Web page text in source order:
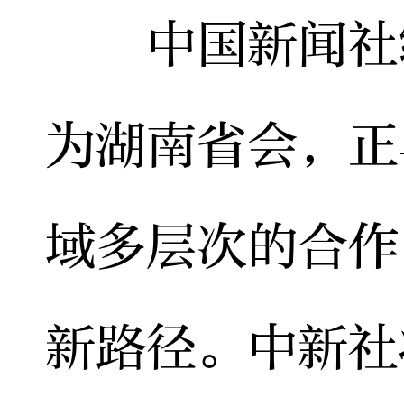
中国新闻社
为湖南省会，
域多层次的合
新路径。中新